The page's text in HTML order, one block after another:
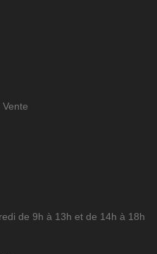
de 9h à 13h et de 14h à 18h